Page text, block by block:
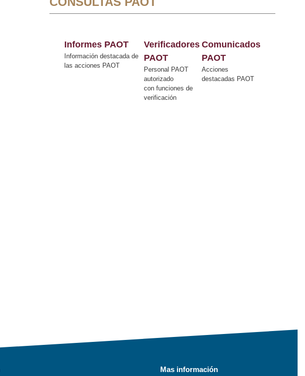
Informes PAOT
Información destacada de
las acciones PAOT
Verificadores
PAOT
Personal PAOT
autorizado
con funciones de
verificación
Comunicados
PAOT
Acciones
destacadas PAOT
Mas información